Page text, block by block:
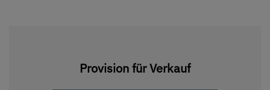
Provision für Verkauf